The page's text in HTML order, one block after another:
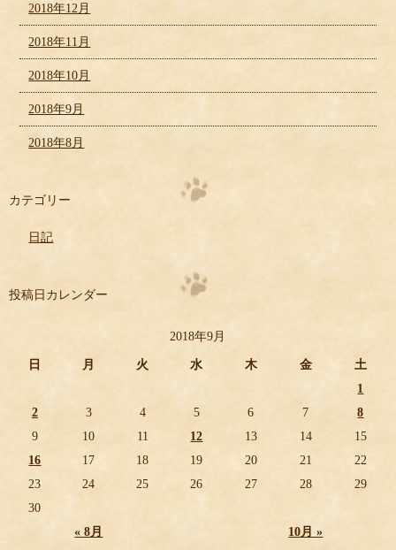
2018年12月
2018年11月
2018年10月
2018年9月
2018年8月
カテゴリー
日記
投稿日カレンダー
2018年9月
日 月 火 水 木 金 土
« 8月 10月 »
1
2
3 4 5 6 7
8
9
10 11 12 13 14
15
16
17 18 19 20 21
22
23
24 25 26 27 28
29
30